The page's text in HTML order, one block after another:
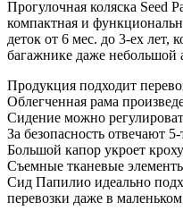
Прогулочная коляска Seed
компактная и
деток от 6 мес. до 3-ех лет,
багажнике даже
Продукция подходит
Облегченная рама
Сидение можно
За безопасность отвечают
Большой капор укроет
Съемные тканевые
Сид Папилио идеально
перевозки даже в